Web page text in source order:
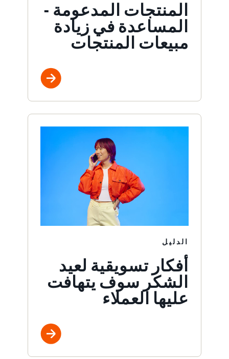
المنتجات المدعومة -
المساعدة في زيادة
مبيعات المنتجات
الدليل
أفكار تسويقية لعيد
الشكر سوف يتهافت
عليها العملاء